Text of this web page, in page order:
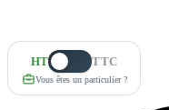
HT TTC
Vous êtes un particulier ?